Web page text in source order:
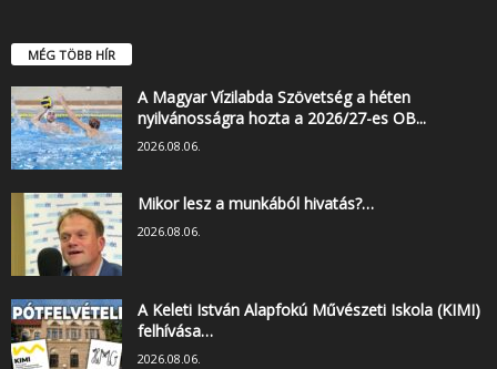
MÉG TÖBB HÍR
A Magyar Vízilabda Szövetség a héten
nyilvánosságra hozta a 2026/27-es OB...
2026.08.06.
Mikor lesz a munkából hivatás?…
2026.08.06.
A Keleti István Alapfokú Művészeti Iskola (KIMI)
felhívása…
2026.08.06.